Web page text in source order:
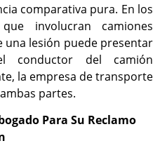
comparativa pura. En los
involucran camiones
una lesión puede presentar
conductor del camión
la empresa de transporte
partes.
Para Su Reclamo